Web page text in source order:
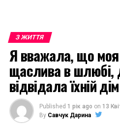
З ЖИТТЯ
Я вважала, що
щаслива в шлюбі,
відвідала їхній дім
Published 1 рік ago on 13
By Савчук Дарина